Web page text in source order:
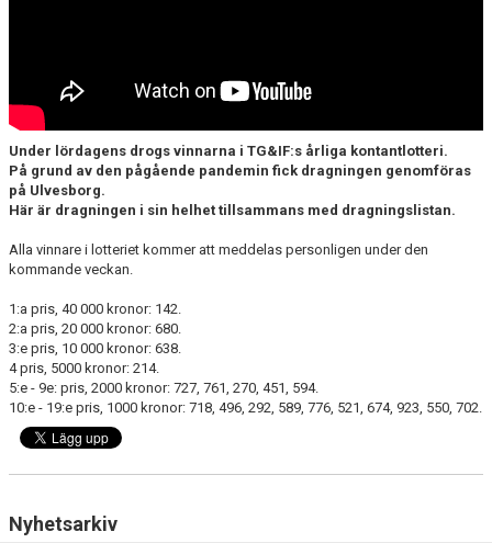
Under lördagens drogs vinnarna i TG&IF:s årliga kontantlotteri.
På grund av den pågående pandemin fick dragningen genomföras
på Ulvesborg.
Här är dragningen i sin helhet tillsammans med dragningslistan.
Alla vinnare i lotteriet kommer att meddelas personligen under den
kommande veckan.
1:a pris, 40 000 kronor: 142.
2:a pris, 20 000 kronor: 680.
3:e pris, 10 000 kronor: 638.
4 pris, 5000 kronor: 214.
5:e - 9e: pris, 2000 kronor: 727, 761, 270, 451, 594.
10:e - 19:e pris, 1000 kronor: 718, 496, 292, 589, 776, 521, 674, 923, 550, 702.
Nyhetsarkiv